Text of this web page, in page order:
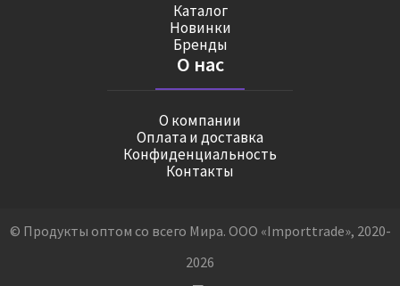
Каталог
Новинки
Бренды
О нас
О компании
Оплата и доставка
Конфиденциальность
Контакты
© Продукты оптом со всего Мира. ООО «Importtrade», 2020-
2026